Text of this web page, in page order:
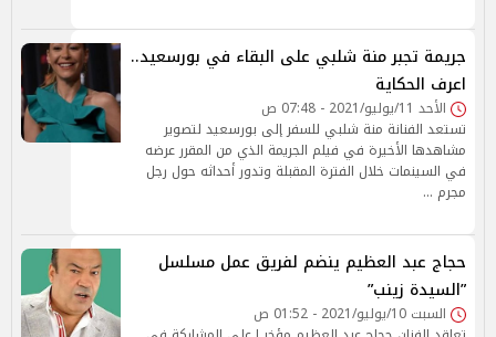
جريمة تجبر منة شلبي على البقاء في بورسعيد..
اعرف الحكاية
الأحد 11/يوليو/2021 - 07:48 ص
تستعد الفنانة منة شلبي للسفر إلى بورسعيد لتصوير
مشاهدها الأخيرة في فيلم الجريمة الذي من المقرر عرضه
في السينمات خلال الفترة المقبلة وتدور أحداثه حول رجل
مجرم …
حجاج عبد العظيم ينضم لفريق عمل مسلسل
”السيدة زينب”
السبت 10/يوليو/2021 - 01:52 ص